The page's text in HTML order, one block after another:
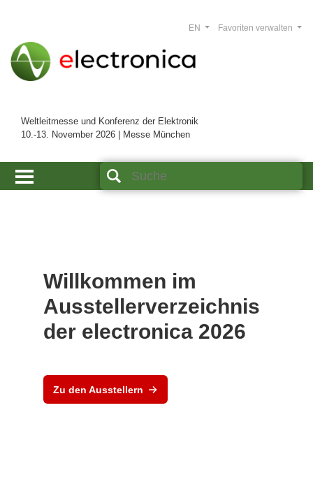
Weltleitmesse und Konferenz der Elektronik
10.-13. November 2026 | Messe München
Favoriten verwalten
EN
Willkommen im
Ausstellerverzeichnis
der electronica 2026
Zu den Ausstellern